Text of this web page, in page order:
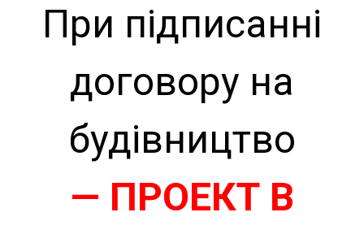
При підписанні
договору на
будівництво
— ПРОЕКТ В